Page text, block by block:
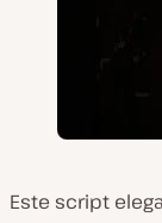
Este script